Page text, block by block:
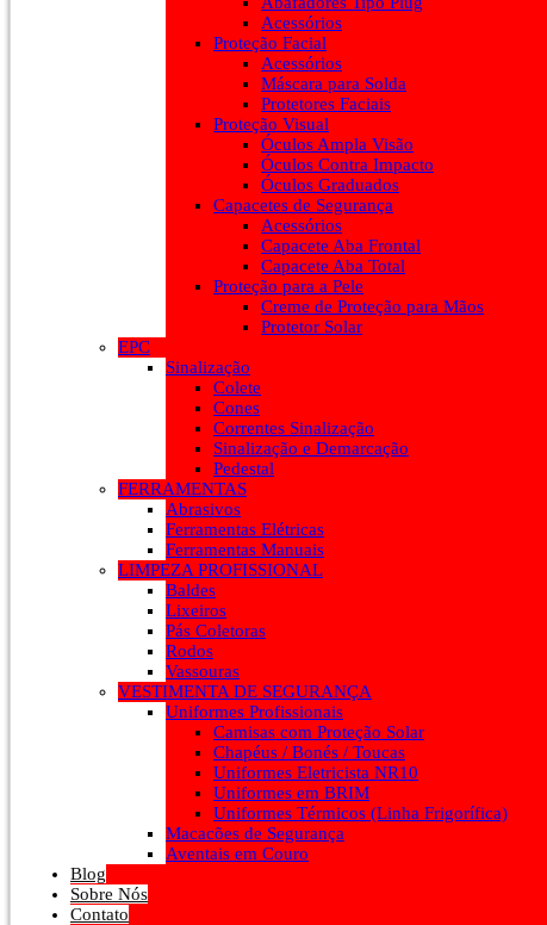
Acessórios
Proteção Facial
Acessórios
Máscara para Solda
Protetores Faciais
Proteção Visual
Óculos Ampla Visão
Óculos Contra Impacto
Óculos Graduados
Capacetes de Segurança
Acessórios
Capacete Aba Frontal
Capacete Aba Total
Proteção para a Pele
Creme de Proteção para Mãos
Protetor Solar
EPC
Sinalização
Colete
Cones
Correntes Sinalização
Sinalização e Demarcação
Pedestal
FERRAMENTAS
Abrasivos
Ferramentas Elétricas
Ferramentas Manuais
LIMPEZA PROFISSIONAL
Baldes
Lixeiros
Pás Coletoras
Rodos
Vassouras
VESTIMENTA DE SEGURANÇA
Uniformes Profissionais
Camisas com Proteção Solar
Chapéus / Bonés / Toucas
Uniformes Eletricista NR10
Uniformes em BRIM
Uniformes Térmicos (Linha Frigorífica)
Macacões de Segurança
Aventais em Couro
Blog
Sobre Nós
Contato